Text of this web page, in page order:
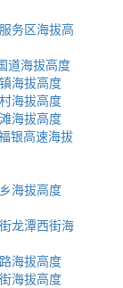
务区海拔高
道海拔高度
海拔高度
海拔高度
海拔高度
银高速海拔
海拔高度
龙潭西街海
海拔高度
海拔高度